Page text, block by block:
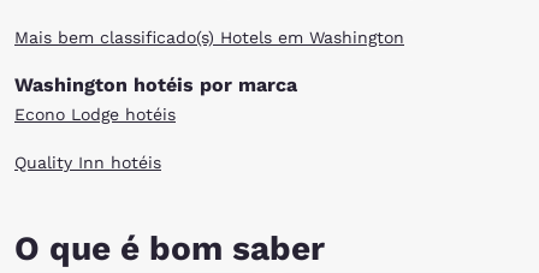
Mais bem classificado(s) Hotels em Washington
Washington hotéis por marca
Econo Lodge hotéis
Quality Inn hotéis
O que é bom saber